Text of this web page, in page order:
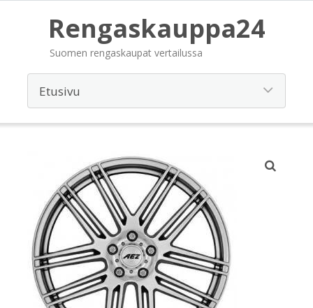
Rengaskauppa24
Suomen rengaskaupat vertailussa